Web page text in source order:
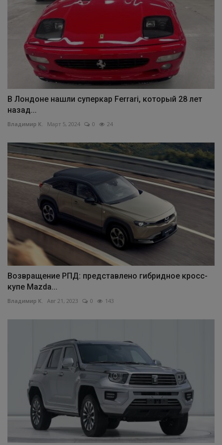
В Лондоне нашли суперкар Ferrari, который 28 лет
назад...
Владимир К. Март 5, 2024 0 24
Возвращение РПД: представлено гибридное кросс-
купе Mazda...
Владимир К. Авг 21, 2023 0 143